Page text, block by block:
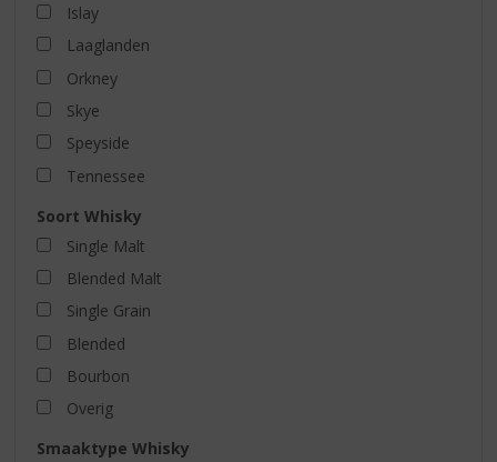
Islay
Laaglanden
Orkney
Skye
Speyside
Tennessee
Soort Whisky
Single Malt
Blended Malt
Single Grain
Blended
Bourbon
Overig
Smaaktype Whisky